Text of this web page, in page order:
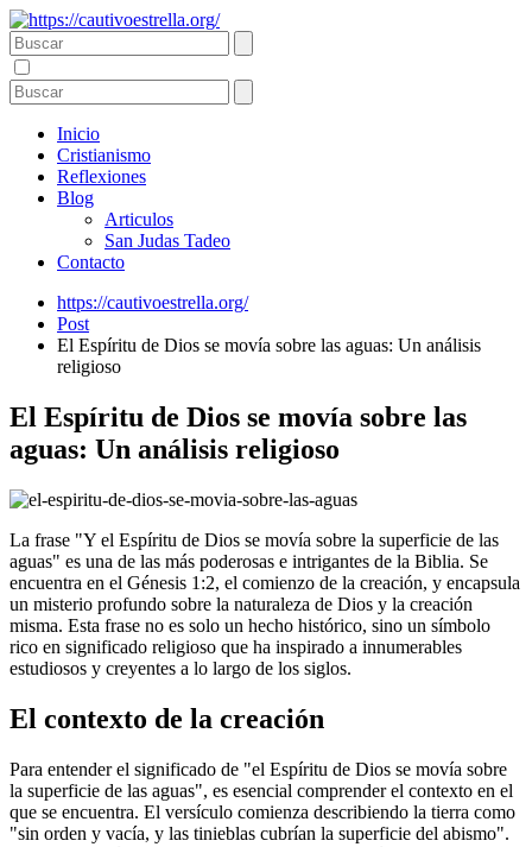
Inicio
Cristianismo
Reflexiones
Blog
Articulos
San Judas Tadeo
Contacto
https://cautivoestrella.org/
Post
El Espíritu de Dios se movía sobre las aguas: Un análisis
religioso
El Espíritu de Dios se movía sobre las
aguas: Un análisis religioso
La frase "Y el Espíritu de Dios se movía sobre la superficie de las
aguas" es una de las más poderosas e intrigantes de la Biblia. Se
encuentra en el Génesis 1:2, el comienzo de la creación, y encapsula
un misterio profundo sobre la naturaleza de Dios y la creación
misma. Esta frase no es solo un hecho histórico, sino un símbolo
rico en significado religioso que ha inspirado a innumerables
estudiosos y creyentes a lo largo de los siglos.
El contexto de la creación
Para entender el significado de "el Espíritu de Dios se movía sobre
la superficie de las aguas", es esencial comprender el contexto en el
que se encuentra. El versículo comienza describiendo la tierra como
"sin orden y vacía, y las tinieblas cubrían la superficie del abismo".